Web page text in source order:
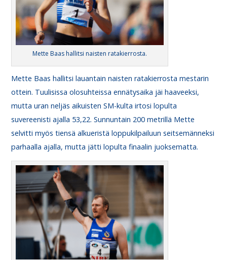
Mette Baas hallitsi naisten ratakierrosta.
Mette Baas hallitsi lauantain naisten ratakierrosta mestarin
ottein. Tuulisissa olosuhteissa ennätysaika jäi haaveeksi,
mutta uran neljäs aikuisten SM-kulta irtosi lopulta
suvereenisti ajalla 53,22. Sunnuntain 200 metrillä Mette
selvitti myös tiensä alkueristä loppukilpailuun seitsemänneksi
parhaalla ajalla, mutta jätti lopulta finaalin juoksematta.